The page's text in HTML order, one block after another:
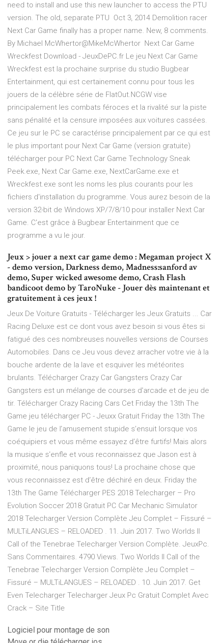
need to install and use this new launcher to access the PTU
version. The old, separate PTU Oct 3, 2014 Demolition racer
Next Car Game finally has a proper name. New, 8 comments.
By Michael McWhertor@MikeMcWhertor Next Car Game
Wreckfest Download - JeuxDePC.fr Le jeu Next Car Game
Wreckfest est la prochaine surprise du studio Bugbear
Entertainment, qui est certainement connu pour tous les
jouers de la célèbre série de FlatOut.NCGW vise
principalement les combats féroces et la rivalité sur la piste
sans pénalité et la censure imposées aux voitures cassées.
Ce jeu sur le PC se caractérise principalement par ce qui est
le plus important pour Next Car Game (version gratuite)
télécharger pour PC Next Car Game Technology Sneak
Peek.exe, Next Car Game.exe, NextCarGame.exe et
Wreckfest.exe sont les noms les plus courants pour les
fichiers d'installation du programme. Vous aurez besoin de la
version 32-bit de Windows XP/7/8/10 pour installer Next Car
Game. C'est grâce à Bugbear Entertainment que ce
programme a vu le jour.
Jeux > jouer a next car game demo : Megaman project X
- demo version, Darkness demo, Madness:sanford av
demo, Super wicked awesome demo, Crash Flash
bandicoot demo by TaroNuke - Jouer dès maintenant et
gratuitement à ces jeux !
Jeux De Voiture Gratuits - Télécharger les Jeux Gratuits ... Car
Racing Deluxe est ce dont vous avez besoin si vous êtes si
fatigué des ces nombreuses nouvelles versions de Courses
Automobiles. Dans ce Jeu vous devez arracher votre vie à la
bouche ardente de la lave et esquiver les météorites
brulants. Télécharger Crazy Car Gangsters Crazy Car
Gangsters est un mélange de courses d'arcade et de jeu de
tir. Télécharger Crazy Racing Cars Cet Friday the 13th The
Game jeu télécharger PC - Jeuxx Gratuit Friday the 13th The
Game le jeu de l’amusement stupide s’ensuit lorsque vos
coéquipiers et vous même essayez d’être furtifs! Mais alors
la musique s’enfle et vous reconnaissez que Jason est à
proximité, nous paniquons tous! La prochaine chose que
vous reconnaissez est d’être déchiré en deux. Friday the
13th The Game Télécharger PES 2018 Telecharger – Pro
Evolution Soccer 2018 Gratuit PC Car Mechanic Simulator
2018 Telecharger Version Complète Jeu Complet – Fissuré –
MULTiLANGUES – RELOADED . 11. Juin 2017. Two Worlds II
Call of the Tenebrae Telecharger Version Complète. JeuxPc.
Sans Commentaires. 4790 Views. Two Worlds II Call of the
Tenebrae Telecharger Version Complète Jeu Complet –
Fissuré – MULTiLANGUES – RELOADED . 10. Juin 2017. Get
Even Telecharger Telecharger Jeux Pc Gratuit Complet Avec
Crack – Site Title
Logiciel pour montage de son